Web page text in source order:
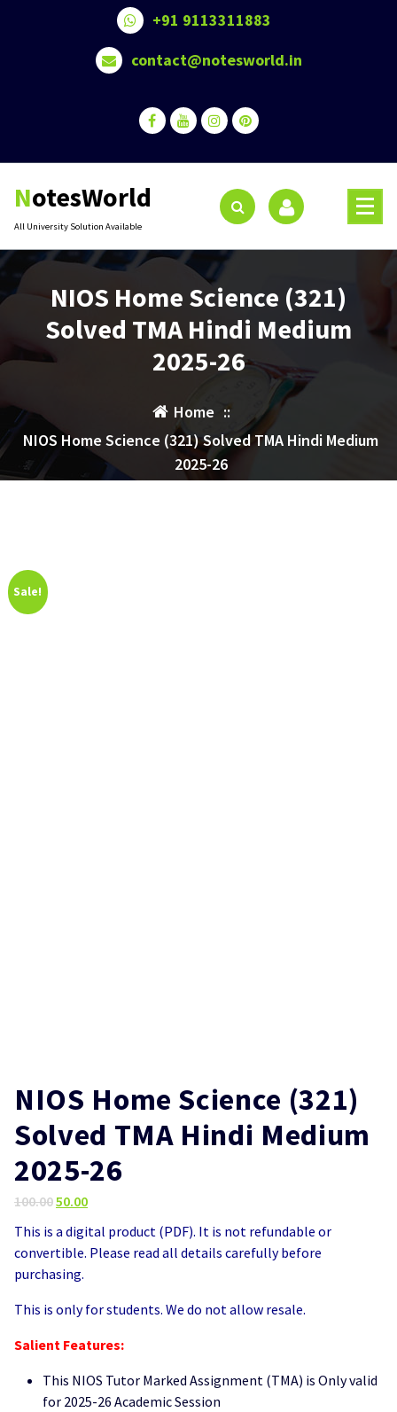
+91 9113311883
contact@notesworld.in
NotesWorld
All University Solution Available
NIOS Home Science (321)
Solved TMA Hindi Medium
2025-26
Home ::
NIOS Home Science (321) Solved TMA Hindi Medium
2025-26
Sale!
NIOS Home Science (321)
Solved TMA Hindi Medium
2025-26
100.00Original
was:
50.00Current
This is a digital product (PDF). It is not refundable or
convertible. Please read all details carefully before
purchasing.
This is only for students. We do not allow resale.
Salient Features:
This NIOS Tutor Marked Assignment (TMA) is Only valid
for 2025-26 Academic Session